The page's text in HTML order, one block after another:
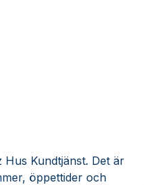
Kundtjänst. Det är
öppettider och